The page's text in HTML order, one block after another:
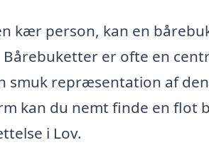
kær person, kan en
er ofte en
smuk repræsentation af
kan du nemt finde en flot
i Lov.